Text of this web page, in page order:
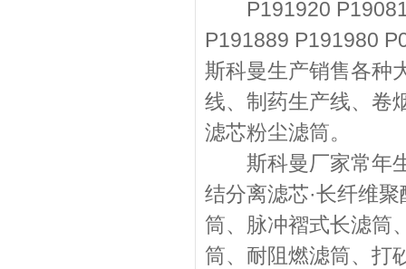
P191920
P191889 P191980
斯科曼生产销售各种
线、制药生产线、卷
滤芯粉尘滤筒。
斯科曼厂家常年生
结分离滤芯·长纤维
筒、脉冲褶式长滤筒
筒、耐阻燃滤筒、打